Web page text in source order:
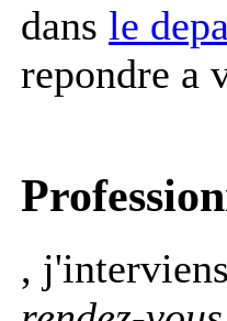
dans le
repondre a
,